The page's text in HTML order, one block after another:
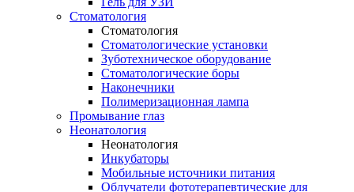
Стоматология
Стоматология
Стоматологические установки
Зуботехническое оборудование
Стоматологические боры
Наконечники
Полимеризационная лампа
Промывание глаз
Неонатология
Неонатология
Инкубаторы
Мобильные источники питания
Облучатели фототерапевтические для